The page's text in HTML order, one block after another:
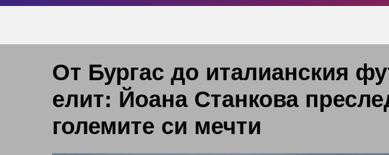
От Бургас до италианския
елит: Йоана Станкова
големите си мечти